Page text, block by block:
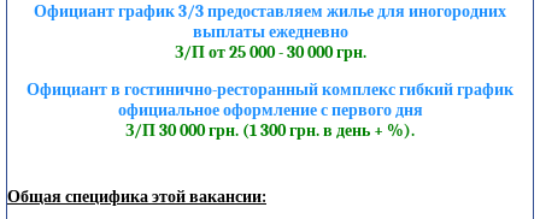
Официант график 3/3 предоставляем жилье для иногородних
выплаты ежедневно
З/П от 25 000 - 30 000 грн.
Официант в гостинично-ресторанный комплекс гибкий график
официальное оформление с первого дня
З/П 30 000 грн. (1 300 грн. в день + %).
Общая специфика этой вакансии: